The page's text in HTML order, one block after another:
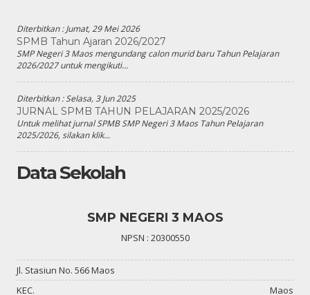
Diterbitkan :Jumat, 29 Mei 2026
SPMB Tahun Ajaran 2026/2027
SMP Negeri 3 Maos mengundang calon murid baru Tahun Pelajaran
2026/2027 untuk mengikuti...
Diterbitkan :Selasa, 3 Jun 2025
JURNAL SPMB TAHUN PELAJARAN 2025/2026
Untuk melihat jurnal SPMB SMP Negeri 3 Maos Tahun Pelajaran
2025/2026, silakan klik...
Data Sekolah
SMP NEGERI 3 MAOS
NPSN : 20300550
Jl. Stasiun No. 566 Maos
KEC.
Maos